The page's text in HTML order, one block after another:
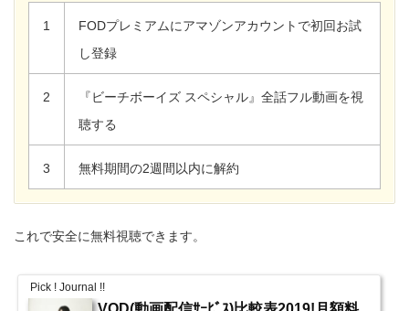
1
FODプレミアムにアマゾンアカウントで初回お試
し登録
2
『ビーチボーイズ スペシャル』全話フル動画を視
聴する
3 無料期間の2週間以内に解約
これで安全に無料視聴できます。
Pick ! Journal !!